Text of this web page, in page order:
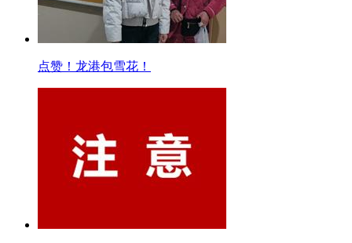
点赞！龙港包雪花！